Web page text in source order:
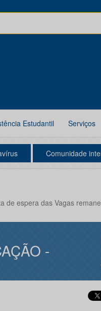
Estudantil Serviços
Comunidade
espera das Vagas
-